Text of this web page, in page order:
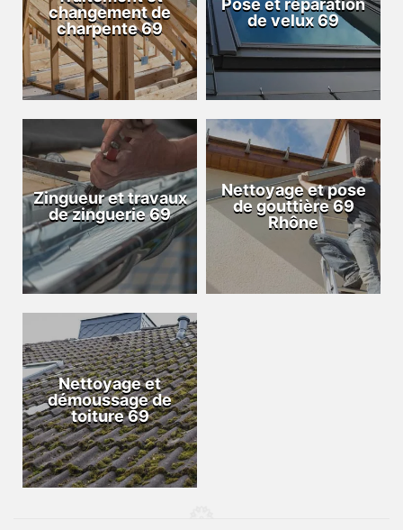
changement de
charpente 69
Pose et réparation
de velux 69
Zingueur et travaux
de zinguerie 69
Nettoyage et pose
de gouttière 69
Rhône
Nettoyage et
démoussage de
toiture 69